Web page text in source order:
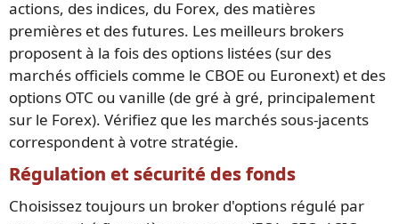
actions, des indices, du Forex, des matières
premières et des futures. Les meilleurs brokers
proposent à la fois des options listées (sur des
marchés officiels comme le CBOE ou Euronext) et des
options OTC ou vanille (de gré à gré, principalement
sur le Forex). Vérifiez que les marchés sous-jacents
correspondent à votre stratégie.
Régulation et sécurité des fonds
Choisissez toujours un broker d'options régulé par